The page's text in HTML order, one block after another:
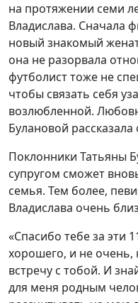
на протяжении семи
Владислава. Сначала
новый знакомый
она не разорвала
футболист тоже не
чтобы связать себя
возлюбленной.
Булановой
Поклонники Татьяны
супругом сможет
семья. Тем более,
Владислава очень
«Спасибо тебе за эти
хорошего, и не очень,
встречу с тобой. И
для меня родным